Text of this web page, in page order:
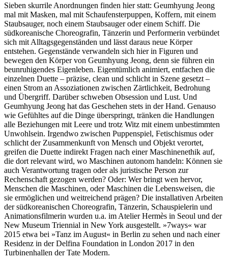
Sieben skurrile Anordnungen finden hier statt: Geumhyung Jeong
mal mit Masken, mal mit Schaufensterpuppen, Koffern, mit einem
Staubsauger, noch einem Staubsauger oder einem Schiff. Die
südkoreanische Choreografin, Tänzerin und Performerin verbündet
sich mit Alltagsgegenständen und lässt daraus neue Körper
entstehen. Gegenstände verwandeln sich hier in Figuren und
bewegen den Körper von Geumhyung Jeong, denn sie führen ein
beunruhigendes Eigenleben. Eigentümlich animiert, entfachen die
einzelnen Duette – präzise, clean und schlicht in Szene gesetzt –
einen Strom an Assoziationen zwischen Zärtlichkeit, Bedrohung
und Übergriff. Darüber schweben Obsession und Lust. Und
Geumhyung Jeong hat das Geschehen stets in der Hand. Genauso
wie Gefühltes auf die Dinge überspringt, tränken die Handlungen
alle Beziehungen mit Leere und trotz Witz mit einem unbestimmten
Unwohlsein. Irgendwo zwischen Puppenspiel, Fetischismus oder
schlicht der Zusammenkunft von Mensch und Objekt verortet,
greifen die Duette indirekt Fragen nach einer Maschinenethik auf,
die dort relevant wird, wo Maschinen autonom handeln: Können sie
auch Verantwortung tragen oder als juristische Person zur
Rechenschaft gezogen werden? Oder: Wer bringt wen hervor,
Menschen die Maschinen, oder Maschinen die Lebensweisen, die
sie ermöglichen und weitreichend prägen? Die installativen Arbeiten
der südkoreanischen Choreografin, Tänzerin, Schauspielerin und
Animationsfilmerin wurden u.a. im Atelier Hermès in Seoul und der
New Museum Triennial in New York ausgestellt. »7ways« war
2015 etwa bei »Tanz im August« in Berlin zu sehen und nach einer
Residenz in der Delfina Foundation in London 2017 in den
Turbinenhallen der Tate Modern.